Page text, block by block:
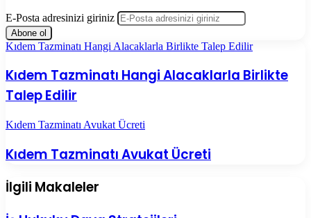
E-Posta adresinizi giriniz
Kıdem Tazminatı Hangi Alacaklarla Birlikte Talep Edilir
Kıdem Tazminatı Hangi Alacaklarla Birlikte
Talep Edilir
Kıdem Tazminatı Avukat Ücreti
Kıdem Tazminatı Avukat Ücreti
İlgili Makaleler